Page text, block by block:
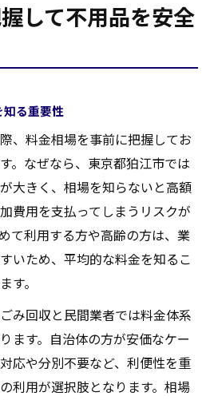
して不用品を安全
る重要性
、料金相場を事前に把握してお
。なぜなら、東京都狛江市では
大きく、相場を知らないと高額
費用を支払ってしまうリスクが
て利用する方や高齢の方は、業
いため、平均的な料金を知るこ
す。
み回収と民間業者では料金体系
ます。自治体の方が安価なケー
応や分別不要など、利便性を重
利用が選択肢となります。相場